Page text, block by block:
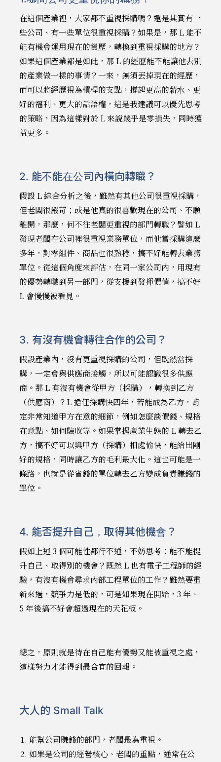
在這個產業裡，大家都不重視採購嗎？還是其實有一
些公司、有一些單位很重視採購？如果是，那 L 能不
能有機會運用現在的資歷，轉換到重視採購的地方？
如果這個產業都是如此，那 L 的經歷能不能讓他去別
的產業做一樣的事情？一來，無須丟掉現在的經歷，
而可以將經歷視為槓桿的支點，撐起更高的薪水、更
好的福利、更大的話語權，這是我建議可以優先思考
的策略，因為這樣對於 L 來說幾乎是零損失，同時獲
益更多。
2. 能不能在公司內橫向轉職？
假設 L 綜合分析之後，雖然有其他公司很重視採購，
但老闆很嚴苛；或是他真的很喜歡現在的公司、不願
離開，那麼，何不往老闆更重視的部門轉職？譬如 L
發現老闆在公司裡很重視業務單位，而他當採購這麼
多年，對零組件、商品也很熟稔，搞不好能轉去業務
單位。從這個角度來評估，在同一家公司內，用現有
的優勢轉職到另一部門，從支援到發揮價值，搞不好
L 會慢慢被看見。
3. 有沒有機會轉往合作的公司？
假設產業內，沒有更重視採購的公司，但既然當採
購，一定會與供應商接觸，所以可能認識很多供應
商。那 L 有沒有機會從甲方（採購），轉換到乙方
（供應商）？L 擔任採購快四年，若能成為乙方，肯
定非常知道甲方在意的細節，例如怎麼談價錢、規格
在意點、如何驗收等。如果掌握產業生態的 L 轉去乙
方，搞不好可以與甲方（採購）相處愉快，能給出剛
好的規格，同時讓乙方的毛利最大化。這也可能是一
條路，也就是從省錢的單位轉去乙方變成負責賺錢的
單位。
4. 能否提升自己，取得其他機會？
假如上述 3 個可能性都行不通，不妨思考：能不能提
升自己、取得別的機會？既然 L 也有電子工程師的經
驗，有沒有機會尋求內部工程單位的工作？雖然要重
新來過，競爭力是低的，可是如果現在開始，3 年、
5 年後搞不好會超過現在的天花板。
總之，原則就是待在自己能有優勢又能被重視之處，
這樣努力才能得到最合宜的回報。
大人的 Small Talk
能幫公司賺錢的部門，老闆最為重視。
如果是公司的經營核心、老闆的重點，通常在公